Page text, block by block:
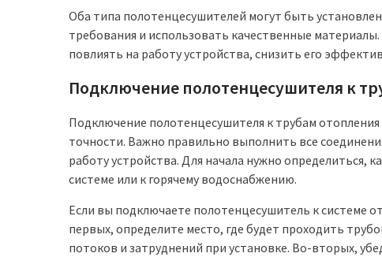
Оба типа полотенцесушителей могут быть
требования и использовать качественные
повлиять на работу устройства, снизить его
Подключение полотенцесушителя к
Подключение полотенцесушителя к трубам
точности. Важно правильно выполнить все
работу устройства. Для начала нужно
системе или к горячему водоснабжению.
Если вы подключаете полотенцесушитель к системе
первых, определите место, где будет проходить
потоков и затруднений при установке. Во-вторых,